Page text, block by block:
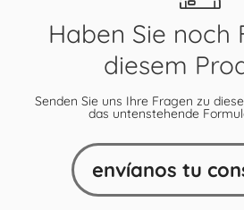
Haben Sie noch
diesem
Senden Sie uns Ihre Fragen zu
das untenstehende
envíanos tu